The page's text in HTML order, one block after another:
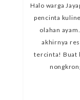
Halo warga
pencinta
olahan
akhirnya
tercinta! Buat